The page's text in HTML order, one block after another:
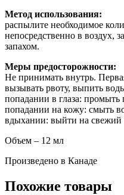
Метод использования:
распылите необходимое
непосредственно в воздух,
запахом.
Меры предосторожности:
Не принимать внутрь.
вызывать рвоту, выпить
попадании в глаза: промыть
попадании на кожу: смыть
вдыхании: выйти на свежий
Объем – 12 мл
Произведено в Канаде
Похожие товары